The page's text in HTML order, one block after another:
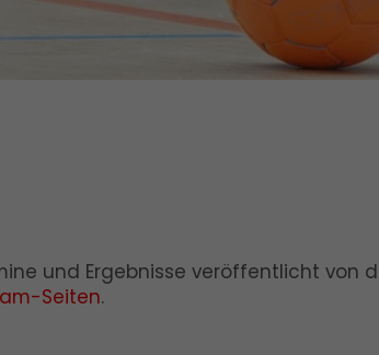
und Ergebnisse veröffentlicht von
Seiten.